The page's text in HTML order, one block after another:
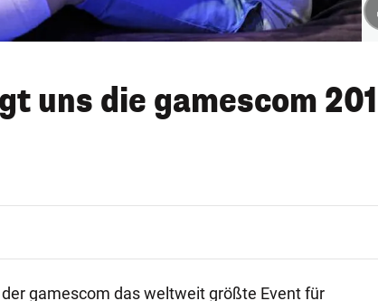
uns die gamescom
gamescom das weltweit größte Event für